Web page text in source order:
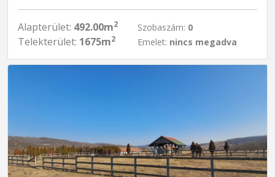
Alapterület: 492.00m2
Telekterület: 1675m2
Szobaszám: 0
Emelet: nincs megadva